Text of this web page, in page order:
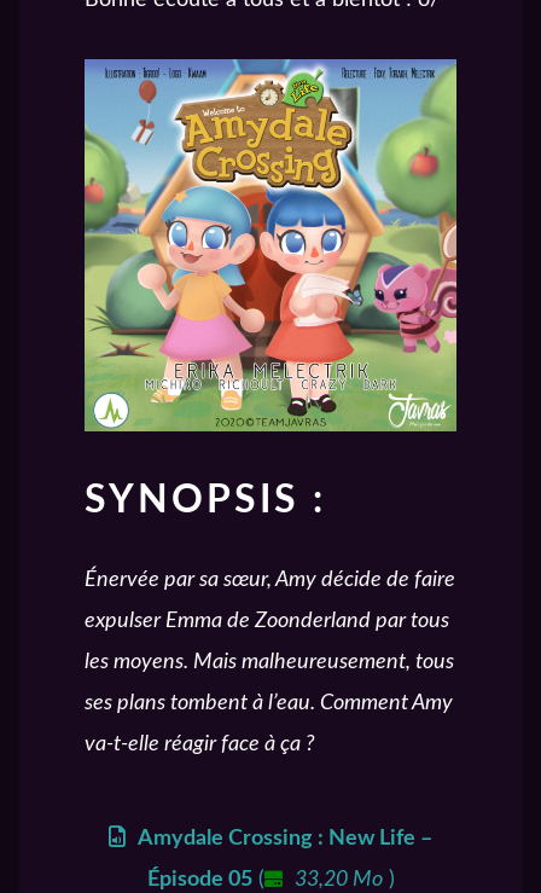
SYNOPSIS :
Énervée par sa sœur, Amy décide de faire
expulser Emma de Zoonderland par tous
les moyens. Mais malheureusement, tous
ses plans tombent à l’eau. Comment Amy
va-t-elle réagir face à ça ?
Amydale Crossing : New Life –
Épisode 05( 33,20 Mo )